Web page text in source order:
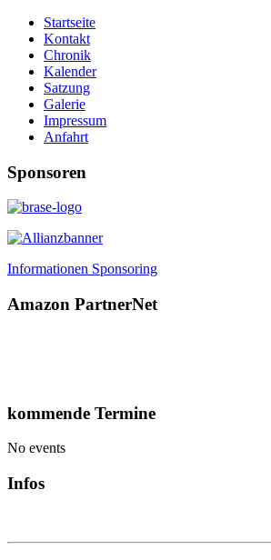
Startseite
Kontakt
Chronik
Kalender
Satzung
Galerie
Impressum
Anfahrt
Sponsoren
Informationen Sponsoring
Amazon PartnerNet
kommende Termine
No events
Infos